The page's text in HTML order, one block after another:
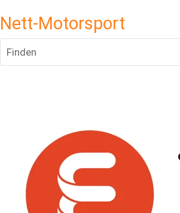
Nett-Motorsport
Finden